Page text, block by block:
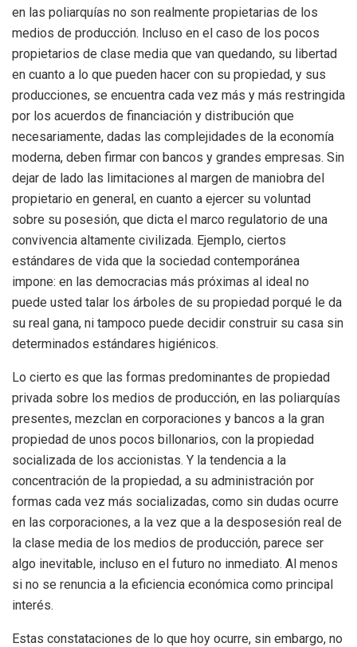
en las poliarquías no son realmente propietarias de los
medios de producción. Incluso en el caso de los pocos
propietarios de clase media que van quedando, su libertad
en cuanto a lo que pueden hacer con su propiedad, y sus
producciones, se encuentra cada vez más y más restringida
por los acuerdos de financiación y distribución que
necesariamente, dadas las complejidades de la economía
moderna, deben firmar con bancos y grandes empresas. Sin
dejar de lado las limitaciones al margen de maniobra del
propietario en general, en cuanto a ejercer su voluntad
sobre su posesión, que dicta el marco regulatorio de una
convivencia altamente civilizada. Ejemplo, ciertos
estándares de vida que la sociedad contemporánea
impone: en las democracias más próximas al ideal no
puede usted talar los árboles de su propiedad porqué le da
su real gana, ni tampoco puede decidir construir su casa sin
determinados estándares higiénicos.
Lo cierto es que las formas predominantes de propiedad
privada sobre los medios de producción, en las poliarquías
presentes, mezclan en corporaciones y bancos a la gran
propiedad de unos pocos billonarios, con la propiedad
socializada de los accionistas. Y la tendencia a la
concentración de la propiedad, a su administración por
formas cada vez más socializadas, como sin dudas ocurre
en las corporaciones, a la vez que a la desposesión real de
la clase media de los medios de producción, parece ser
algo inevitable, incluso en el futuro no inmediato. Al menos
si no se renuncia a la eficiencia económica como principal
interés.
Estas constataciones de lo que hoy ocurre, sin embargo, no